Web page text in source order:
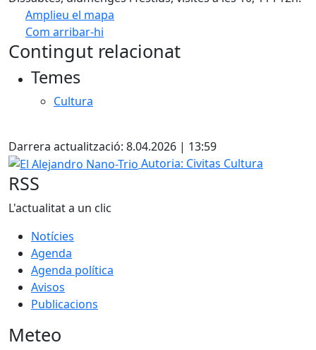
Amplieu el mapa
Com arribar-hi
+
Contingut relacionat
Temes
Cultura
Darrera actualització: 8.04.2026 | 13:59
El Alejandro Nano-Trio
Autoria: Civitas Cultura
RSS
L'actualitat a un clic
Notícies
Agenda
Agenda política
Avisos
Publicacions
Meteo